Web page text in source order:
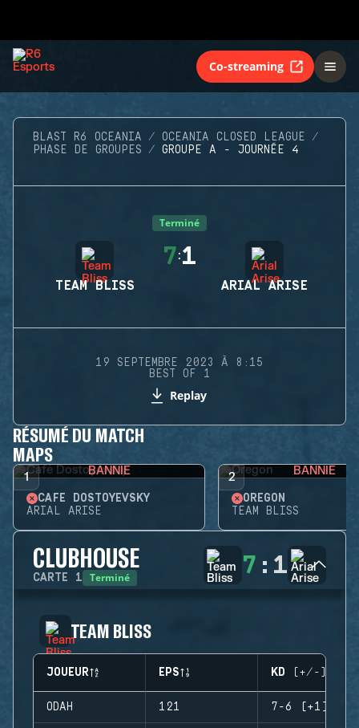
Co-streaming
BLAST R6 OCEANIA
OCEANIA CLOSED LEAGUE
PHASE DE GROUPES
GROUPE A - JOURNÉE 4
Terminé
TEAM BLISS
7:1
ARIAL ARISE
19 SEPTEMBRE 2023 À 8:15
BEST OF 1
Replay
RÉSUMÉ DU MATCH
MAPS
1 BANNIE
CAFÉ DOSTOYEVSKY
ARIAL ARISE
2 BANNIE
OREGON
TEAM BLISS
CLUBHOUSE
CARTE 1 Terminé 7 : 1
TEAM BLISS
JOUEUR EPS KD (+/-)
ODAH 121 7-6 (+1)